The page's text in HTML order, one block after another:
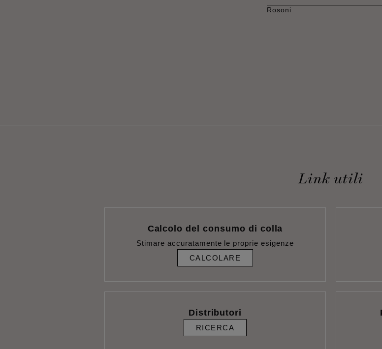
Rosoni
Link utili
Calcolo del consumo di colla
Stimare accuratamente le proprie esigenze
CALCOLARE
Distributori
RICERCA